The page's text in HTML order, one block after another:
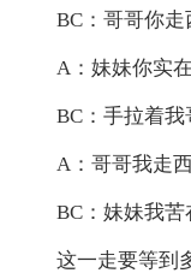
BC：哥哥你走
A：妹妹你实
BC：手拉着
A：哥哥我走
BC：妹妹我苦
这一走要等到